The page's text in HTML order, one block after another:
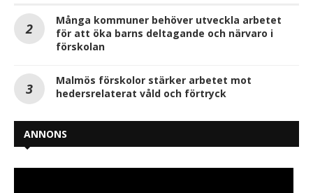
Många kommuner behöver utveckla arbetet
för att öka barns deltagande och närvaro i
förskolan
Malmös förskolor stärker arbetet mot
hedersrelaterat våld och förtryck
ANNONS